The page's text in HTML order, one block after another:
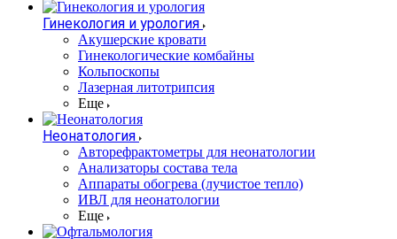
Гинекология и урология
Акушерские кровати
Гинекологические комбайны
Кольпоскопы
Лазерная литотрипсия
Еще
Неонатология
Авторефрактометры для неонатологии
Анализаторы состава тела
Аппараты обогрева (лучистое тепло)
ИВЛ для неонатологии
Еще